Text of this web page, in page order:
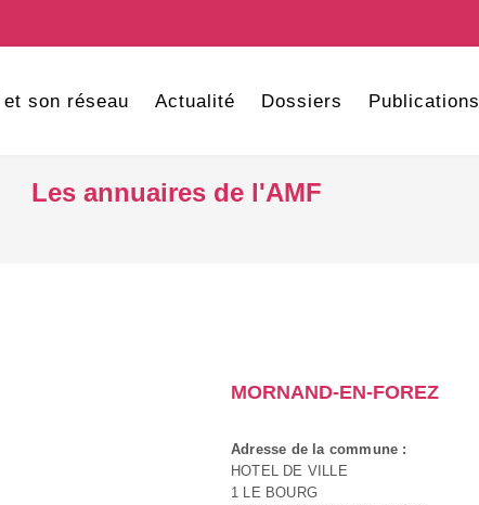
et son réseau Actualité Dossiers Publications
Les annuaires de l'AMF
MORNAND-EN-FOREZ
Adresse de la commune :
HOTEL DE VILLE
1 LE BOURG